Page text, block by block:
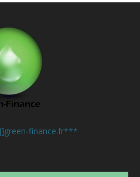
finance.fr***